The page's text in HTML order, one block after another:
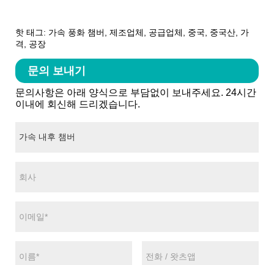
핫 태그: 가속 풍화 챔버, 제조업체, 공급업체, 중국, 중국산, 가
격, 공장
문의 보내기
문의사항은 아래 양식으로 부담없이 보내주세요. 24시간
이내에 회신해 드리겠습니다.